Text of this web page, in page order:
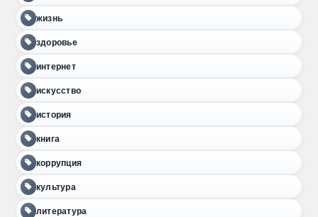
жизнь
здоровье
интернет
искусство
история
книга
коррупция
культура
литература